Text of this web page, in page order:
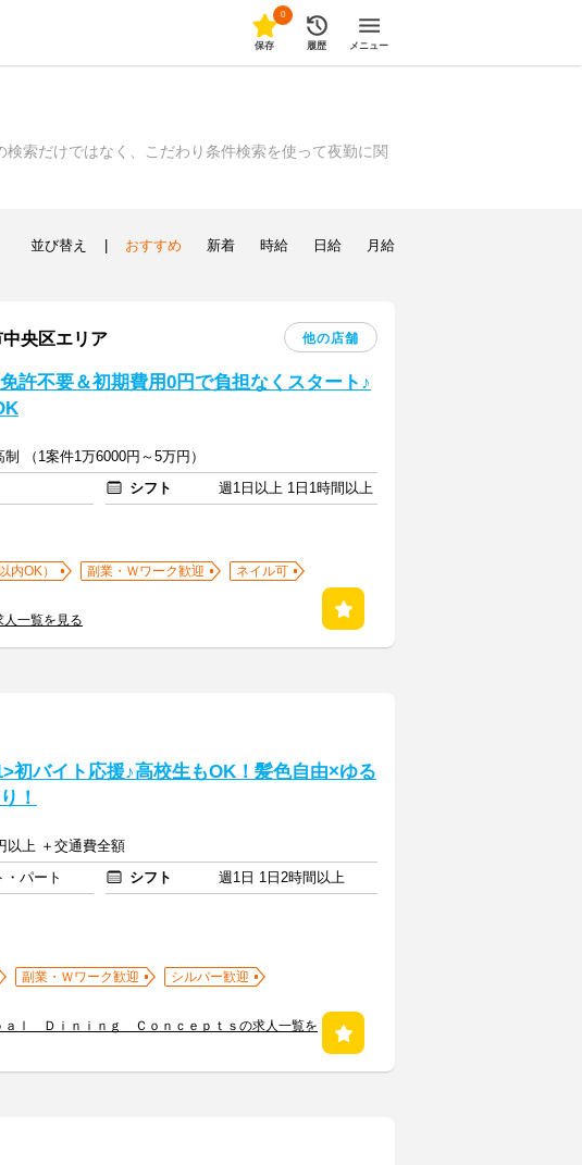
0
保存 履歴 メニュー
索だけではなく、こだわり条件検索を使って夜勤に関
並び替え おすすめ 新着 時給 日給 月給
央区エリア 他の店舗
許不要＆初期費用0円で負担なくスタート♪
（1案件1万6000円～5万円）
シフト
週1日以上 1日1時間以上
内OK） 副業・Ｗワーク歓迎
ネイル可
人一覧を見る
初バイト応援♪高校生もOK！髪色自由×ゆる
！
以上 ＋交通費全額
・パート シフト
週1日 1日2時間以上
副業・Ｗワーク歓迎
シルバー歓迎
ｌ Ｄｉｎｉｎｇ Ｃｏｎｃｅｐｔｓの求人一覧を